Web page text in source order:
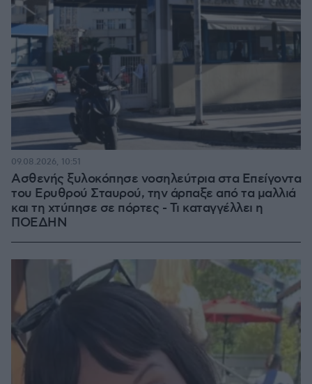
Ασθενής ξυλοκόπησε νοσηλεύτρια στα Επείγοντα
του Ερυθρού Σταυρού, την άρπαξε από τα μαλλιά
και τη χτύπησε σε πόρτες - Τι καταγγέλλει η
ΠΟΕΔΗΝ
09.08.2026, 10:51